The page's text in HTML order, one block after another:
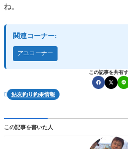
ね。
関連コーナー:
アユコーナー
この記事を共有
 鮎友釣り釣果情報
この記事を書いた人